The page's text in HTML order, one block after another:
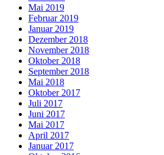
Mai 2019
Februar 2019
Januar 2019
Dezember 2018
November 2018
Oktober 2018
September 2018
Mai 2018
Oktober 2017
Juli 2017
Juni 2017
Mai 2017
April 2017
Januar 2017